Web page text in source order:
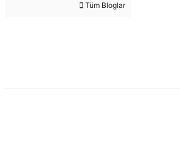
Tüm Bloglar